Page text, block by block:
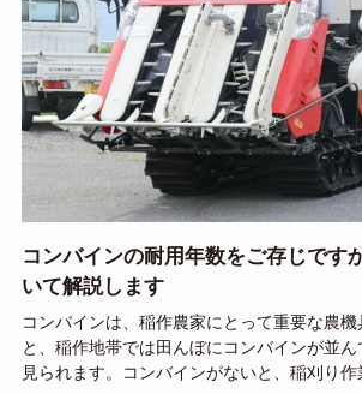
コンバインの耐用年数をご存じです
いて解説します
コンバインは、稲作農家にとって重要な農
と、稲作地帯では田んぼにコンバインが並
見られます。コンバインがないと、稲刈り作